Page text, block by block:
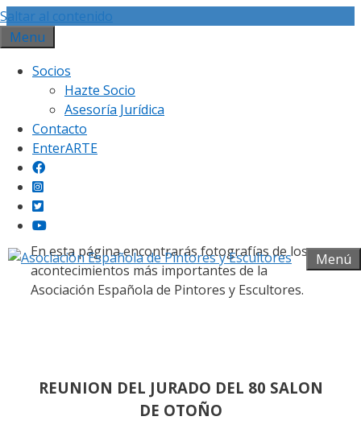
Saltar al contenido
Menu
Socios
Hazte Socio
Asesoría Jurídica
Contacto
EnterARTE
Menú
Galería fotográfica
En esta página encontrarás fotografías de los
acontecimientos más importantes de la
Asociación Española de Pintores y Escultores.
REUNION DEL JURADO DEL 80 SALON
DE OTOÑO